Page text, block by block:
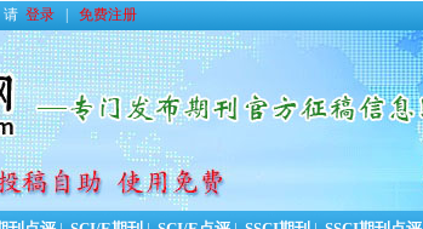
请 登录 免费注册